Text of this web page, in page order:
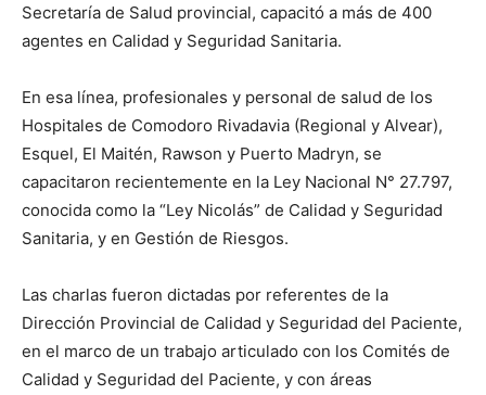
Secretaría de Salud provincial, capacitó a más de 400
agentes en Calidad y Seguridad Sanitaria.
En esa línea, profesionales y personal de salud de los
Hospitales de Comodoro Rivadavia (Regional y Alvear),
Esquel, El Maitén, Rawson y Puerto Madryn, se
capacitaron recientemente en la Ley Nacional N° 27.797,
conocida como la “Ley Nicolás” de Calidad y Seguridad
Sanitaria, y en Gestión de Riesgos.
Las charlas fueron dictadas por referentes de la
Dirección Provincial de Calidad y Seguridad del Paciente,
en el marco de un trabajo articulado con los Comités de
Calidad y Seguridad del Paciente, y con áreas